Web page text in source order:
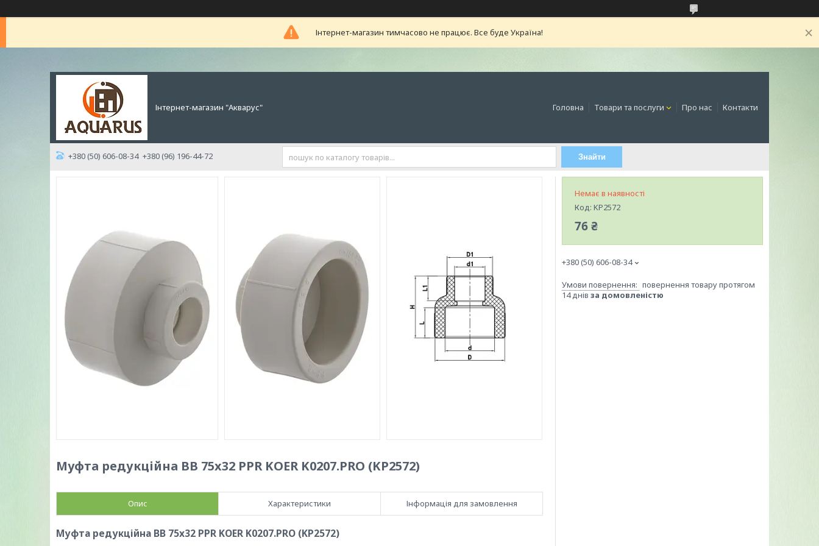
Інтернет-магазин тимчасово не працює. Все буде Україна!
Інтернет-магазин "Акварус" Головна Товари та послуги Про нас Контакти
+380 (50) 606-08-34 +380 (96) 196-44-72 Знайти
Муфта редукційна ВВ 75x32 PPR KOER K0207.PRO (KP2572)
Опис Характеристики Інформація для замовлення
Муфта редукційна ВВ 75x32 PPR KOER K0207.PRO (KP2572)
Немає в наявності
Код: KP2572
76 ₴
+380 (50) 606-08-34
повернення товару протягом
14 днів за домовленістю